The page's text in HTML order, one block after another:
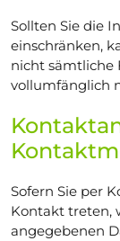
Sollten Sie die
einschränken,
nicht sämtliche
vollumfänglich
Sofern Sie per
Kontakt treten,
angegebenen